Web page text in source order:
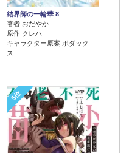
結界師の一輪華 8
著者 おだやか
原作 クレハ
キャラクター原案 ボダック
ス
5位